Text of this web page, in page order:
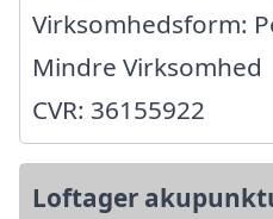
Virksomhedsform:
Mindre Virksomhed
CVR: 36155922
Loftager